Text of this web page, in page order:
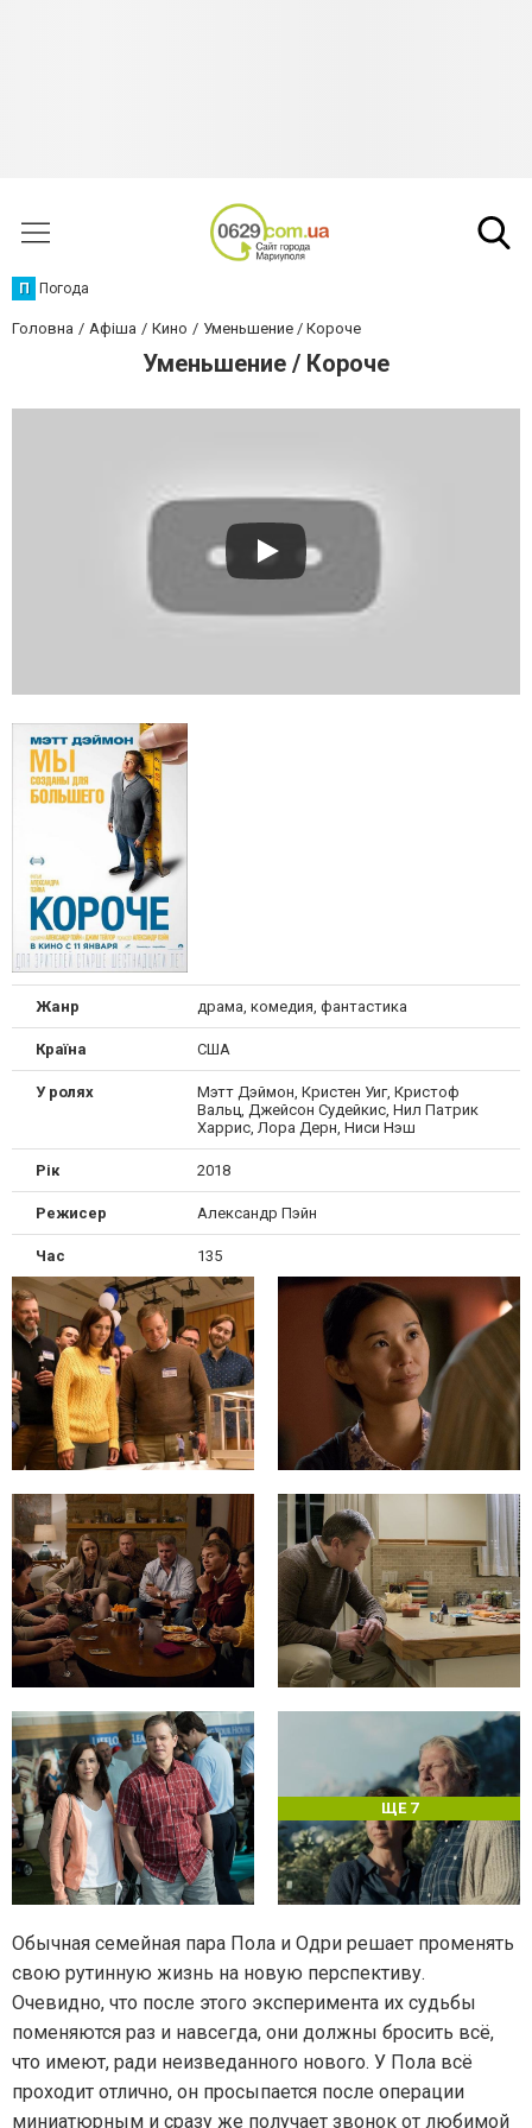
П Погода
Головна Афіша Кино Уменьшение / Короче
Уменьшение / Короче
Жанр драма, комедия, фантастика
Країна США
У ролях
Мэтт Дэймон, Кристен Уиг, Кристоф
Вальц, Джейсон Судейкис, Нил Патрик
Харрис, Лора Дерн, Ниси Нэш
Рік 2018
Режисер Александр Пэйн
Час 135
ЩЕ 7
Обычная семейная пара Пола и Одри решает променять
свою рутинную жизнь на новую перспективу.
Очевидно, что после этого эксперимента их судьбы
поменяются раз и навсегда, они должны бросить всё,
что имеют, ради неизведанного нового. У Пола всё
проходит отлично, он просыпается после операции
миниатюрным и сразу же получает звонок от любимой